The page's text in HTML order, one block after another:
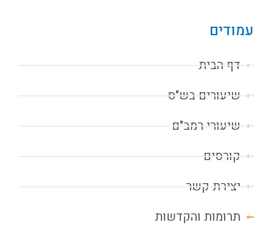
עמודים
דף הבית
שיעורים בש"ס
שיעורי רמב"ם
קורסים
יצירת קשר
תרומות והקדשות